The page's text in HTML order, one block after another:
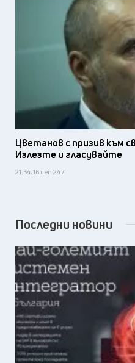
Цветанов с призив към
Излезте и гласувайте
21:34, 16 сеп 24 /
Последни новини